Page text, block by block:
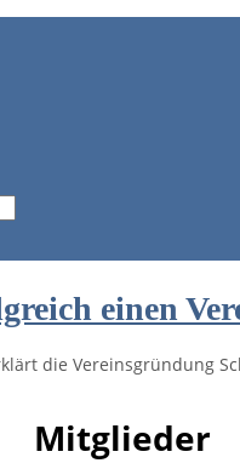
einen
die Vereinsgründung
Mitglieder